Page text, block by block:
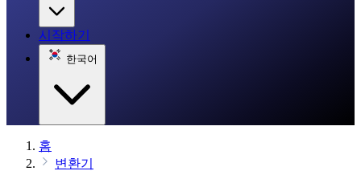
시작하기
한국어
홈
변환기